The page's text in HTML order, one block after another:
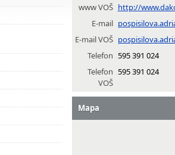
www VOŠ http://
E-mail
E-mail VOŠ
Telefon 595 391 024
Telefon
VOŠ
595 391 024
Mapa